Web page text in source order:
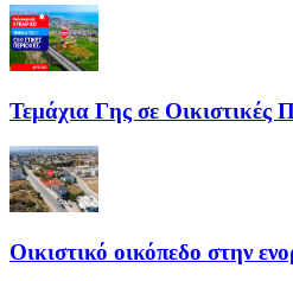
Τεμάχια Γης σε Οικιστικές
Οικιστικό οικόπεδο στην